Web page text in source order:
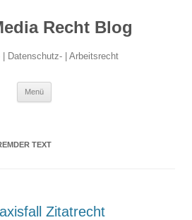
Recht Blog
| Datenschutz- | Arbeitsrecht
Menü
TEXT
Zitatrecht